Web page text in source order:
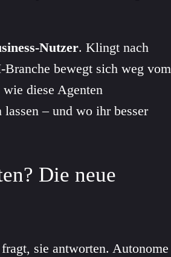
Nutzer. Klingt nach
Branche bewegt sich weg vom
diese Agenten
lassen – und wo ihr besser
Die neue
sie antworten. Autonome